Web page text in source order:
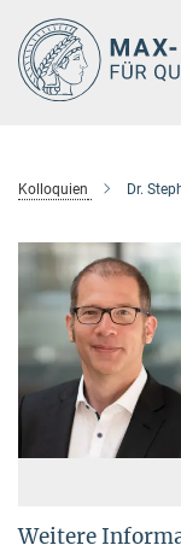
Hauptinhalt
Kolloquien Dr.
Weitere